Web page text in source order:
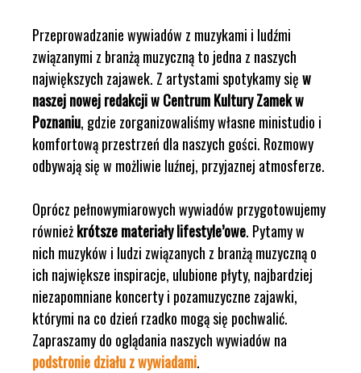
Przeprowadzanie wywiadów z muzykami i ludźmi
związanymi z branżą muzyczną to jedna z naszych
największych zajawek. Z artystami spotykamy sięw
naszej nowej redakcji w Centrum Kultury Zamek w
Poznaniu, gdzie zorganizowaliśmy własne ministudio i
komfortową przestrzeń dla naszych gości. Rozmowy
odbywają się w możliwie luźnej, przyjaznej atmosferze.
Oprócz pełnowymiarowych wywiadów przygotowujemy
równieżkrótsze materiały lifestyle’owe. Pytamy w
nich muzyków i ludzi związanych z branżą muzyczną o
ich największe inspiracje, ulubione płyty, najbardziej
niezapomniane koncerty i pozamuzyczne zajawki,
którymi na co dzień rzadko mogą się pochwalić.
Zapraszamy do oglądania naszych wywiadów na
podstronie działu z wywiadami.